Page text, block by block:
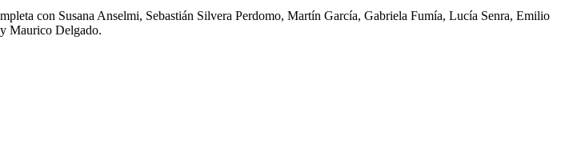
con Susana Anselmi, Sebastián Silvera Perdomo, Martín García, Gabriela Fumía, Lucía Senra, Emilio
Maurico Delgado.